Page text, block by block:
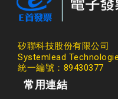
矽聯科技股份有限公司
Systemlead
統一編號：89430377
常用連結